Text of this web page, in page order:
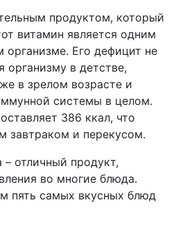
продуктом, который
витамин является одним
Его дефицит не
организму в детстве,
в зрелом возрасте и
системы в целом.
386 ккал, что
завтраком и перекусом.
отличный продукт,
во многие блюда.
пять самых вкусных блюд